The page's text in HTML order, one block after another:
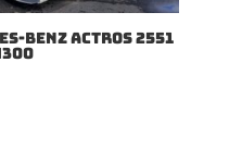
BENZ ACTROS 2551